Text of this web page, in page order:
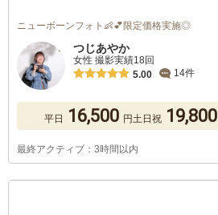
ニューボーンフォト👶💕限定価格実施◎
つじあやか
女性 撮影実績18回
5.00
14件
平日 16,500 円土日祝 19,800
最終アクティブ：3時間以内